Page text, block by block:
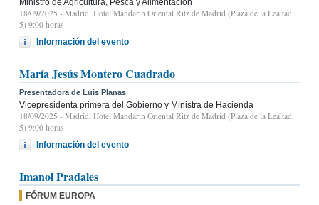
Ministro de Agricultura, Pesca y Alimentación
18/09/2025 - Madrid, Hotel Mandarin Oriental Ritz de Madrid (Plaza de la Lealtad,
5) 9:00 horas
Información del evento
María Jesús Montero Cuadrado
Presentadora de Luis Planas
Vicepresidenta primera del Gobierno y Ministra de Hacienda
18/09/2025 - Madrid, Hotel Mandarin Oriental Ritz de Madrid (Plaza de la Lealtad,
5) 9:00 horas
Información del evento
Imanol Pradales
FÓRUM EUROPA